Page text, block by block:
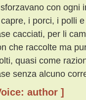
con ogni
i porci, i polli
cacciati, per li
che raccolte ma
quasi come
senza alcuno
author ]